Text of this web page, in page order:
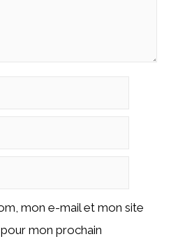
mon e-mail et mon site
mon prochain